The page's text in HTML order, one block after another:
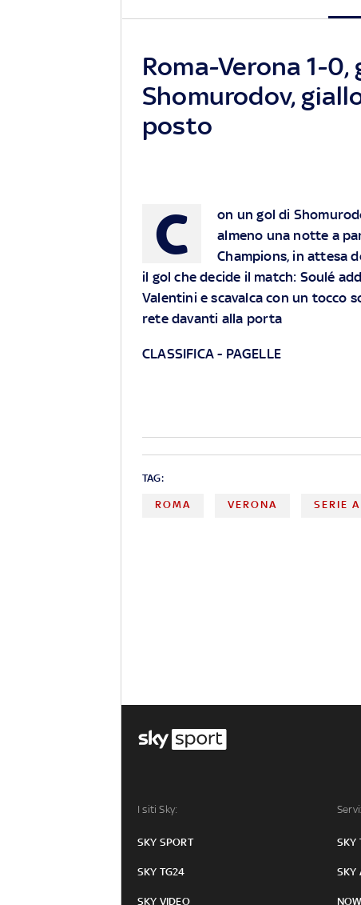
Roma-Verona 1-
Shomurodov,
posto
C
on un gol di
almeno una notte a
Champions, in attesa
il gol che decide il match: Soulé
Valentini e scavalca con un tocco
rete davanti alla porta
CLASSIFICA - PAGELLE
TAG:
ROMA VERONA SERIE A
I siti Sky:
SKY SPORT
SKY TG24
SKY VIDEO
SKY
SKY
NOW